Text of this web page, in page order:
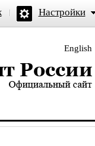
Настройки
English
сайт